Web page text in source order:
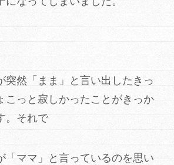
突然「まま」と言い出したきっ
こっと寂しかったことがきっか
。それで
「ママ」と言っているのを思い